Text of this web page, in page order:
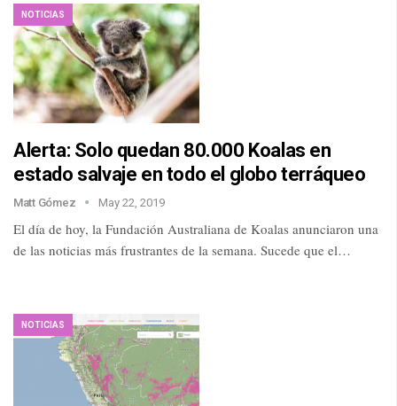
NOTICIAS
Alerta: Solo quedan 80.000 Koalas en
estado salvaje en todo el globo terráqueo
Matt Gómez May 22, 2019
El día de hoy, la Fundación Australiana de Koalas anunciaron una
de las noticias más frustrantes de la semana. Sucede que el…
NOTICIAS